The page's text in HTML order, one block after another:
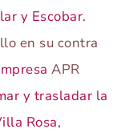
y Escobar.
en su contra
APR
y trasladar la
Rosa,